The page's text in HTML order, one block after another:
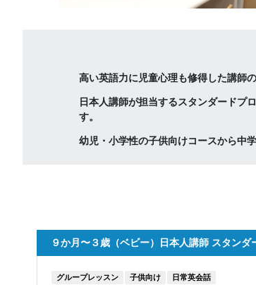
高い英語力に児童心理も修得した講師
日本人講師が担当するスタンダードプ
す。
幼児・小学性の子供向けコースから中
９か月〜３歳（ベビー）日本人講師 スタンダ
グループレッスン 子供向け 日常英会話